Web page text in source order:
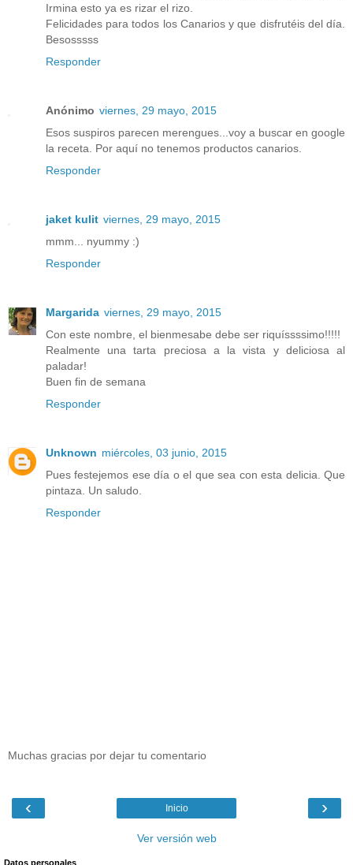
Irmina esto ya es rizar el rizo.
Felicidades para todos los Canarios y que disfrutéis del día.
Besosssss
Responder
Anónimo viernes, 29 mayo, 2015
Esos suspiros parecen merengues...voy a buscar en google
la receta. Por aquí no tenemos productos canarios.
Responder
jaket kulit viernes, 29 mayo, 2015
mmm... nyummy :)
Responder
Margarida viernes, 29 mayo, 2015
Con este nombre, el bienmesabe debe ser riquíssssimo!!!!!
Realmente una tarta preciosa a la vista y deliciosa al
paladar!
Buen fin de semana
Responder
Unknown miércoles, 03 junio, 2015
Pues festejemos ese día o el que sea con esta delicia. Que
pintaza. Un saludo.
Responder
Muchas gracias por dejar tu comentario
‹ ›
Inicio
Ver versión web
Datos personales